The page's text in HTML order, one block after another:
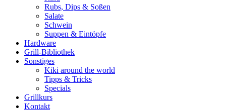
Rubs, Dips & Soßen
Salate
Schwein
Suppen & Eintöpfe
Hardware
Grill-Bibliothek
Sonstiges
Kiki around the world
Tipps & Tricks
Specials
Grillkurs
Kontakt